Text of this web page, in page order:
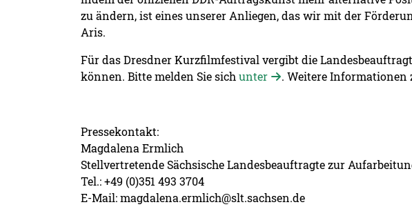
zu ändern, ist eines unserer Anliegen, das wir mit der
Aris.
Für das Dresdner Kurzfilmfestival vergibt die
können. Bitte melden Sie sich unter . Weitere Informationen
Pressekontakt:
Magdalena Ermlich
Stellvertretende Sächsische Landesbeauftragte zur
Tel.: +49 (0)351 493 3704
E-Mail: magdalena.ermlich@slt.sachsen.de